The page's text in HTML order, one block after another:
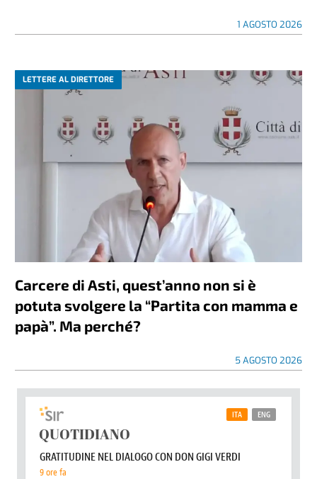
1 AGOSTO 2026
LETTERE AL DIRETTORE
Carcere di Asti, quest’anno non si è
potuta svolgere la “Partita con mamma e
papà”. Ma perché?
5 AGOSTO 2026